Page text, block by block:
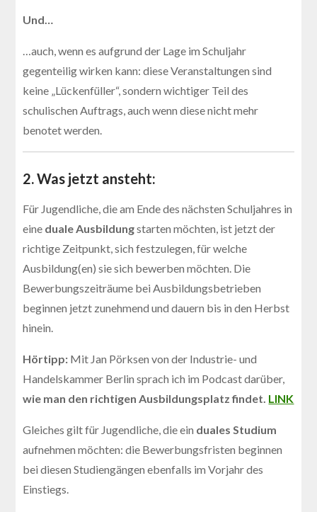
Und…
…auch, wenn es aufgrund der Lage im Schuljahr
gegenteilig wirken kann: diese Veranstaltungen sind
keine „Lückenfüller“, sondern wichtiger Teil des
schulischen Auftrags, auch wenn diese nicht mehr
benotet werden.
2. Was jetzt ansteht:
Für Jugendliche, die am Ende des nächsten Schuljahres in
eine duale Ausbildungstarten möchten, ist jetzt der
richtige Zeitpunkt, sich festzulegen, für welche
Ausbildung(en) sie sich bewerben möchten. Die
Bewerbungszeiträume bei Ausbildungsbetrieben
beginnen jetzt zunehmend und dauern bis in den Herbst
hinein.
Hörtipp: Mit Jan Pörksen von der Industrie- und
Handelskammer Berlin sprach ich im Podcast darüber,
wie man den richtigen Ausbildungsplatz findet. LINK
Gleiches gilt für Jugendliche, die ein duales Studium
aufnehmen möchten: die Bewerbungsfristen beginnen
bei diesen Studiengängen ebenfalls im Vorjahr des
Einstiegs.